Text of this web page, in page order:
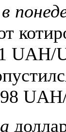
в
UAH/